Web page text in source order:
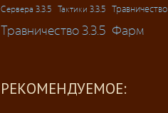
Сервера 3.3.5 Тактики 3.3.5 Травничество
Травничество 3.3.5 Фарм
РЕКОМЕНДУЕМОЕ: